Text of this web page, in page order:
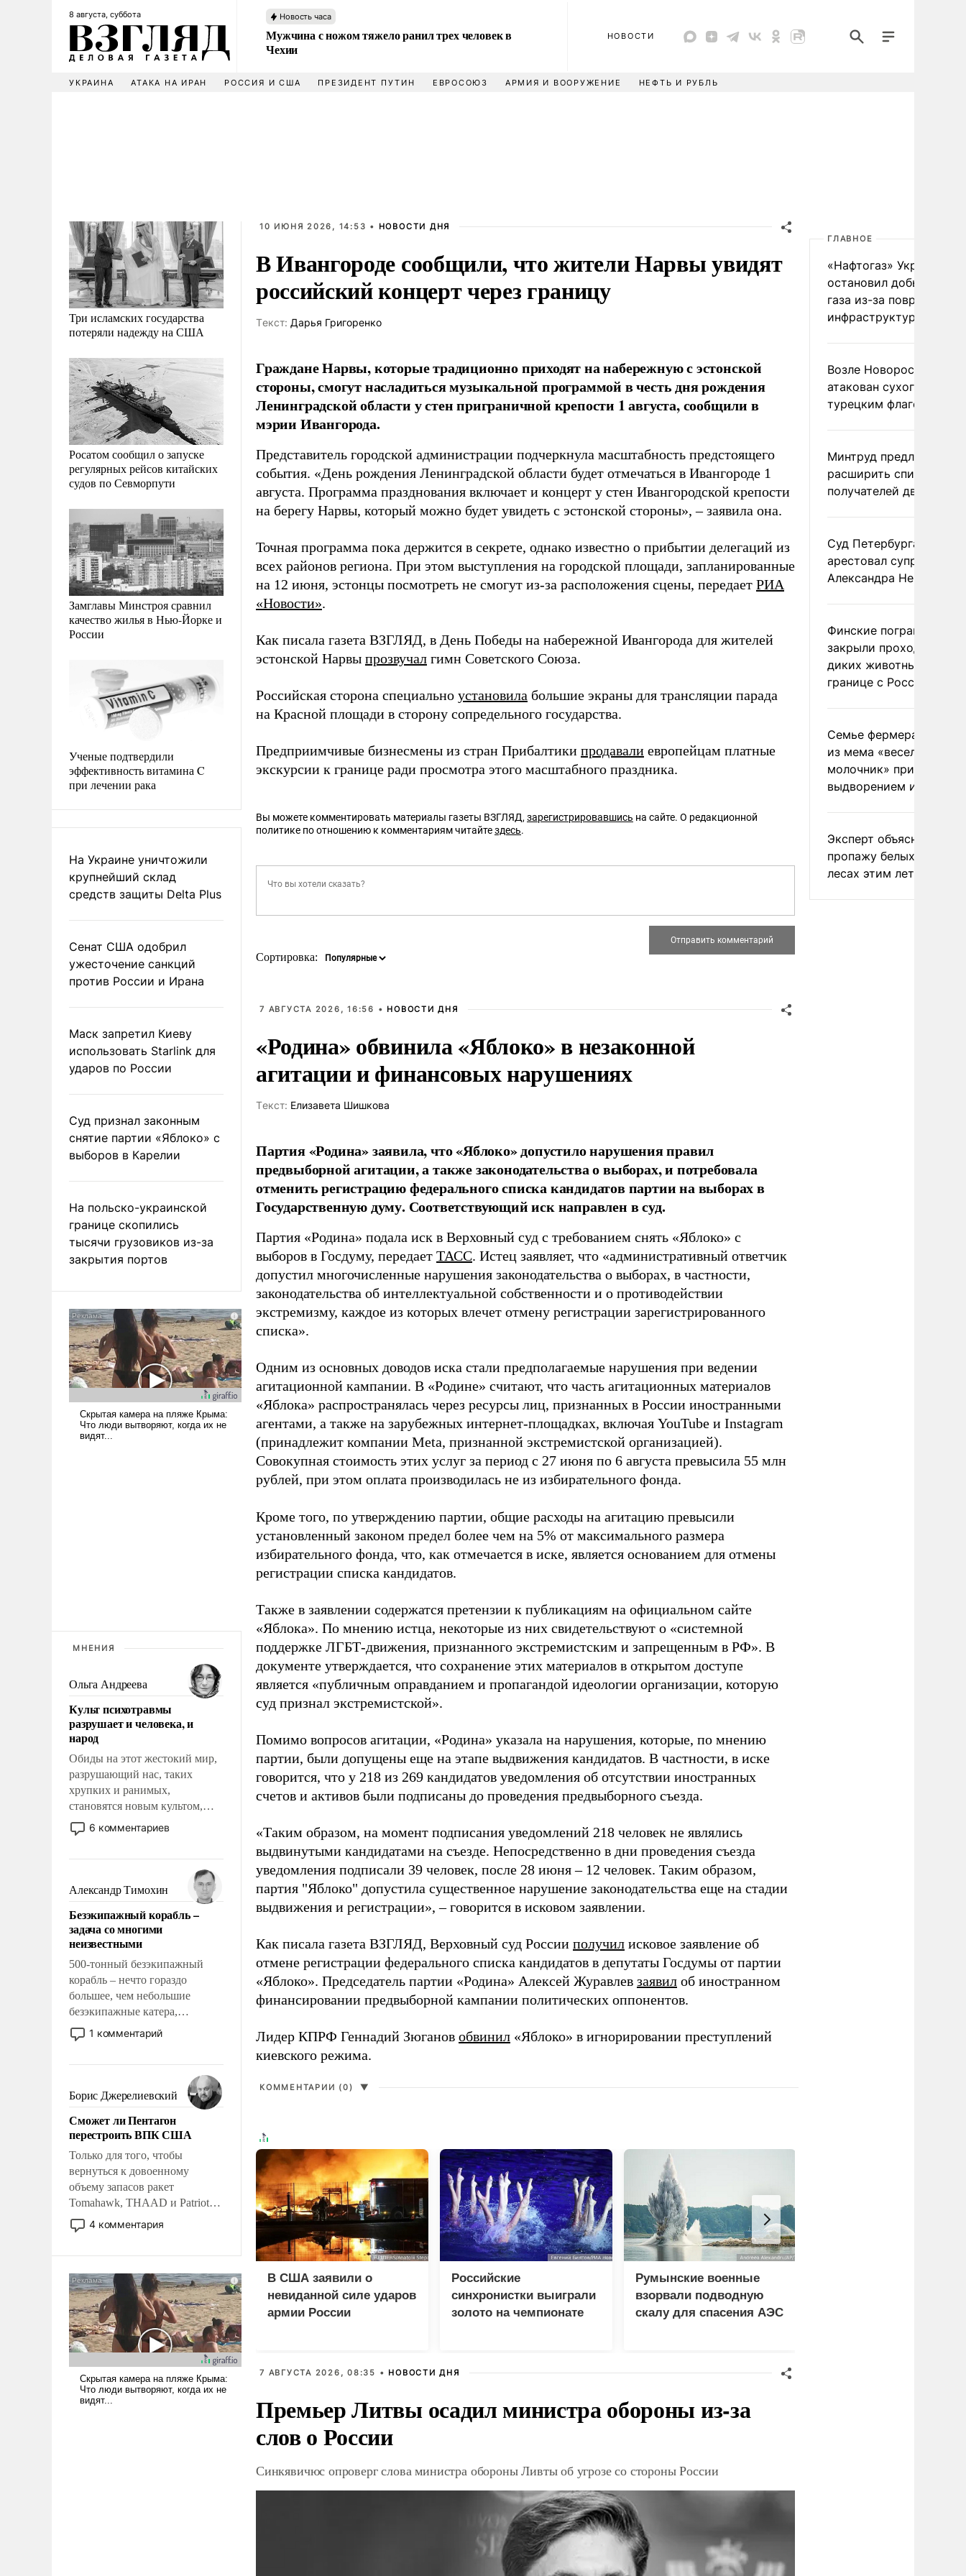
8 августа, суббота Новость часа
Мужчина с ножом тяжело ранил трех человек в
Чехии
НОВОСТИ
УКРАИНА АТАКА НА ИРАН РОССИЯ И США ПРЕЗИДЕНТ ПУТИН ЕВРОСОЮЗ АРМИЯ И ВООРУЖЕНИЕ НЕФТЬ И РУБЛЬ
Три исламских государства
потеряли надежду на США
Росатом сообщил о запуске
регулярных рейсов китайских
судов по Севморпути
Замглавы Минстроя сравнил
качество жилья в Нью-Йорке и
России
Ученые подтвердили
эффективность витамина C
при лечении рака
На Украине уничтожили
крупнейший склад
средств защиты Delta Plus
Сенат США одобрил
ужесточение санкций
против России и Ирана
Маск запретил Киеву
использовать Starlink для
ударов по России
Суд признал законным
снятие партии «Яблоко» с
выборов в Карелии
На польско-украинской
границе скопились
тысячи грузовиков из-за
закрытия портов
МНЕНИЯ
Ольга Андреева
Культ психотравмы
разрушает и человека, и
народ
Обиды на этот жестокий мир,
разрушающий нас, таких
хрупких и ранимых,
становятся новым культом,
постепенно вытесняя и
отменяя традиционное
мужественным и твердым под
ударами судьбы, брать на себя
ответственность, помогать
слабым, идти вперед и
адаптироваться.
6 комментариев
Александр Тимохин
Безэкипажный корабль –
задача со многими
неизвестными
500-тонный безэкипажный
корабль – нечто гораздо
большее, чем небольшие
безэкипажные катера,
применение которых уже
стало обыденностью. Задача по
сложна и амбициозна. Однако
и ее реализация радикально
поднимет наши боевые
возможности.
1 комментарий
Борис Джерелиевский
Сможет ли Пентагон
перестроить ВПК США
Только для того, чтобы
вернуться к довоенному
объему запасов ракет
Tomahawk, THAAD и Patriot
США потребуется более трех
лет. Даже небольшая война с
Сложившаяся ситуация
означает многолетний период
уязвимости США, например,
перед Китаем.
4 комментария
10 ИЮНЯ 2026, 14:53 • НОВОСТИ ДНЯ
В Ивангороде сообщили, что жители Нарвы увидят
российский концерт через границу
Tекст: Дарья Григоренко
Граждане Нарвы, которые традиционно приходят на набережную с эстонской
стороны, смогут насладиться музыкальной программой в честь дня рождения
Ленинградской области у стен приграничной крепости 1 августа, сообщили в
мэрии Ивангорода.
Представитель городской администрации подчеркнула масштабность предстоящего
события. «День рождения Ленинградской области будет отмечаться в Ивангороде 1
августа. Программа празднования включает и концерт у стен Ивангородской крепости
на берегу Нарвы, который можно будет увидеть с эстонской стороны», – заявила она.
Точная программа пока держится в секрете, однако известно о прибытии делегаций из
всех районов региона. При этом выступления на городской площади, запланированные
на 12 июня, эстонцы посмотреть не смогут из-за расположения сцены, передает РИА
«Новости».
Как писала газета ВЗГЛЯД, в День Победы на набережной Ивангорода для жителей
эстонской Нарвы прозвучал гимн Советского Союза.
Российская сторона специально установила большие экраны для трансляции парада
на Красной площади в сторону сопредельного государства.
Предприимчивые бизнесмены из стран Прибалтики продавали европейцам платные
экскурсии к границе ради просмотра этого масштабного праздника.
Вы можете комментировать материалы газеты ВЗГЛЯД, зарегистрировавшись на сайте. О редакционной
политике по отношению к комментариям читайтездесь.
Сортировка:
7 АВГУСТА 2026, 16:56 • НОВОСТИ ДНЯ
«Родина» обвинила «Яблоко» в незаконной
агитации и финансовых нарушениях
Tекст: Елизавета Шишкова
Партия «Родина» заявила, что «Яблоко» допустило нарушения правил
предвыборной агитации, а также законодательства о выборах, и потребовала
отменить регистрацию федерального списка кандидатов партии на выборах в
Государственную думу. Соответствующий иск направлен в суд.
Партия «Родина» подала иск в Верховный суд с требованием снять «Яблоко» с
выборов в Госдуму, передает ТАСС. Истец заявляет, что «административный ответчик
допустил многочисленные нарушения законодательства о выборах, в частности,
законодательства об интеллектуальной собственности и о противодействии
экстремизму, каждое из которых влечет отмену регистрации зарегистрированного
списка».
Одним из основных доводов иска стали предполагаемые нарушения при ведении
агитационной кампании. В «Родине» считают, что часть агитационных материалов
«Яблока» распространялась через ресурсы лиц, признанных в России иностранными
агентами, а также на зарубежных интернет-площадках, включая YouTube и Instagram
(принадлежит компании Meta, признанной экстремистской организацией).
Совокупная стоимость этих услуг за период с 27 июня по 6 августа превысила 55 млн
рублей, при этом оплата производилась не из избирательного фонда.
Кроме того, по утверждению партии, общие расходы на агитацию превысили
установленный законом предел более чем на 5% от максимального размера
избирательного фонда, что, как отмечается в иске, является основанием для отмены
регистрации списка кандидатов.
Также в заявлении содержатся претензии к публикациям на официальном сайте
«Яблока». По мнению истца, некоторые из них свидетельствуют о «системной
поддержке ЛГБТ-движения, признанного экстремистским и запрещенным в РФ». В
документе утверждается, что сохранение этих материалов в открытом доступе
является «публичным оправданием и пропагандой идеологии организации, которую
суд признал экстремистской».
Помимо вопросов агитации, «Родина» указала на нарушения, которые, по мнению
партии, были допущены еще на этапе выдвижения кандидатов. В частности, в иске
говорится, что у 218 из 269 кандидатов уведомления об отсутствии иностранных
счетов и активов были подписаны до проведения предвыборного съезда.
«Таким образом, на момент подписания уведомлений 218 человек не являлись
выдвинутыми кандидатами на съезде. Непосредственно в дни проведения съезда
уведомления подписали 39 человек, после 28 июня – 12 человек. Таким образом,
партия "Яблоко" допустила существенное нарушение законодательства еще на стадии
выдвижения и регистрации», – говорится в исковом заявлении.
Как писала газета ВЗГЛЯД, Верховный суд России получил исковое заявление об
отмене регистрации федерального списка кандидатов в депутаты Госдумы от партии
«Яблоко». Председатель партии «Родина» Алексей Журавлев заявил об иностранном
финансировании предвыборной кампании политических оппонентов.
Лидер КПРФ Геннадий Зюганов обвинил «Яблоко» в игнорировании преступлений
киевского режима.
КОММЕНТАРИИ (0) ▼
В США заявили о
невиданной силе ударов
армии России
Российские
синхронистки выиграли
золото на чемпионате
Румынские военные
взорвали подводную
скалу для спасения АЭС
7 АВГУСТА 2026, 08:35 • НОВОСТИ ДНЯ
Премьер Литвы осадил министра обороны из-за
слов о России
Синкявичюс опроверг слова министра обороны Ливты об угрозе со стороны России
ГЛАВНОЕ
«Нафтогаз» Украины
остановил добычу
газа из-за повреждения
инфраструктуры
Возле Новороссийска
атакован сухогруз под
турецким флагом
Минтруд предложил
расширить список
получателей двух
Суд Петербурга заочно
арестовал супругу
Александра Невзорова
Финские пограничники
закрыли проходы для
диких животных на
границе с Россией
Семье фермера
из мема «веселый
молочник» пригрозили
выдворением из
Эксперт объяснил
пропажу белых грибов
лесах этим летом